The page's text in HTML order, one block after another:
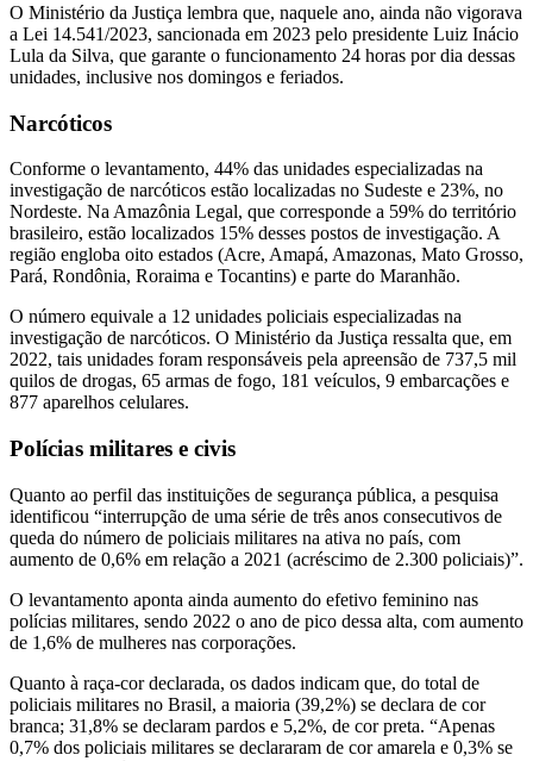
O Ministério da Justiça lembra que, naquele ano, ainda não vigorava
a Lei 14.541/2023, sancionada em 2023 pelo presidente Luiz Inácio
Lula da Silva, que garante o funcionamento 24 horas por dia dessas
unidades, inclusive nos domingos e feriados.
Narcóticos
Conforme o levantamento, 44% das unidades especializadas na
investigação de narcóticos estão localizadas no Sudeste e 23%, no
Nordeste. Na Amazônia Legal, que corresponde a 59% do território
brasileiro, estão localizados 15% desses postos de investigação. A
região engloba oito estados (Acre, Amapá, Amazonas, Mato Grosso,
Pará, Rondônia, Roraima e Tocantins) e parte do Maranhão.
O número equivale a 12 unidades policiais especializadas na
investigação de narcóticos. O Ministério da Justiça ressalta que, em
2022, tais unidades foram responsáveis pela apreensão de 737,5 mil
quilos de drogas, 65 armas de fogo, 181 veículos, 9 embarcações e
877 aparelhos celulares.
Polícias militares e civis
Quanto ao perfil das instituições de segurança pública, a pesquisa
identificou “interrupção de uma série de três anos consecutivos de
queda do número de policiais militares na ativa no país, com
aumento de 0,6% em relação a 2021 (acréscimo de 2.300 policiais)”.
O levantamento aponta ainda aumento do efetivo feminino nas
polícias militares, sendo 2022 o ano de pico dessa alta, com aumento
de 1,6% de mulheres nas corporações.
Quanto à raça-cor declarada, os dados indicam que, do total de
policiais militares no Brasil, a maioria (39,2%) se declara de cor
branca; 31,8% se declaram pardos e 5,2%, de cor preta. “Apenas
0,7% dos policiais militares se declararam de cor amarela e 0,3% se